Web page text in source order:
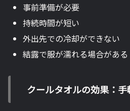
事前準備が必要
持続時間が短い
外出先での冷却ができない
結露で服が濡れる場合がある
クールタオルの効果：